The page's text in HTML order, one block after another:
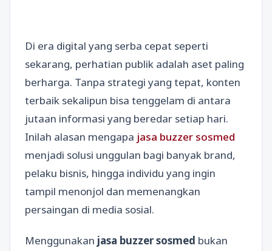
Di era digital yang serba cepat seperti
sekarang, perhatian publik adalah aset paling
berharga. Tanpa strategi yang tepat, konten
terbaik sekalipun bisa tenggelam di antara
jutaan informasi yang beredar setiap hari.
Inilah alasan mengapa jasa buzzer sosmed
menjadi solusi unggulan bagi banyak brand,
pelaku bisnis, hingga individu yang ingin
tampil menonjol dan memenangkan
persaingan di media sosial.
Menggunakan jasa buzzer sosmed bukan